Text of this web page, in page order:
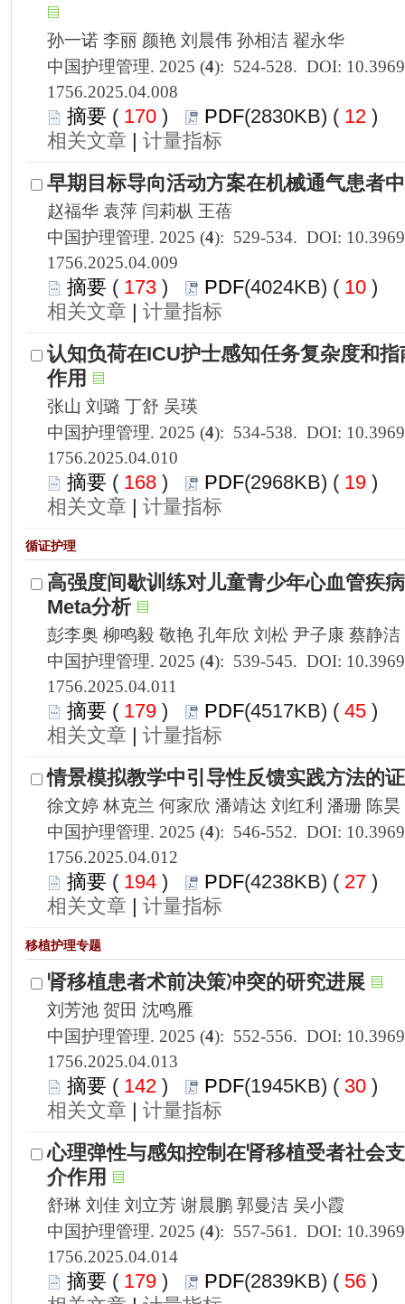
1756.2025.04.008
170 ) 12 )
|
1756.2025.04.009
173 ) 10 )
|
1756.2025.04.010
168 ) 19 )
|
1756.2025.04.011
179 ) 45 )
|
1756.2025.04.012
194 ) 27 )
|
1756.2025.04.013
142 ) 30 )
|
1756.2025.04.014
179 ) 56 )